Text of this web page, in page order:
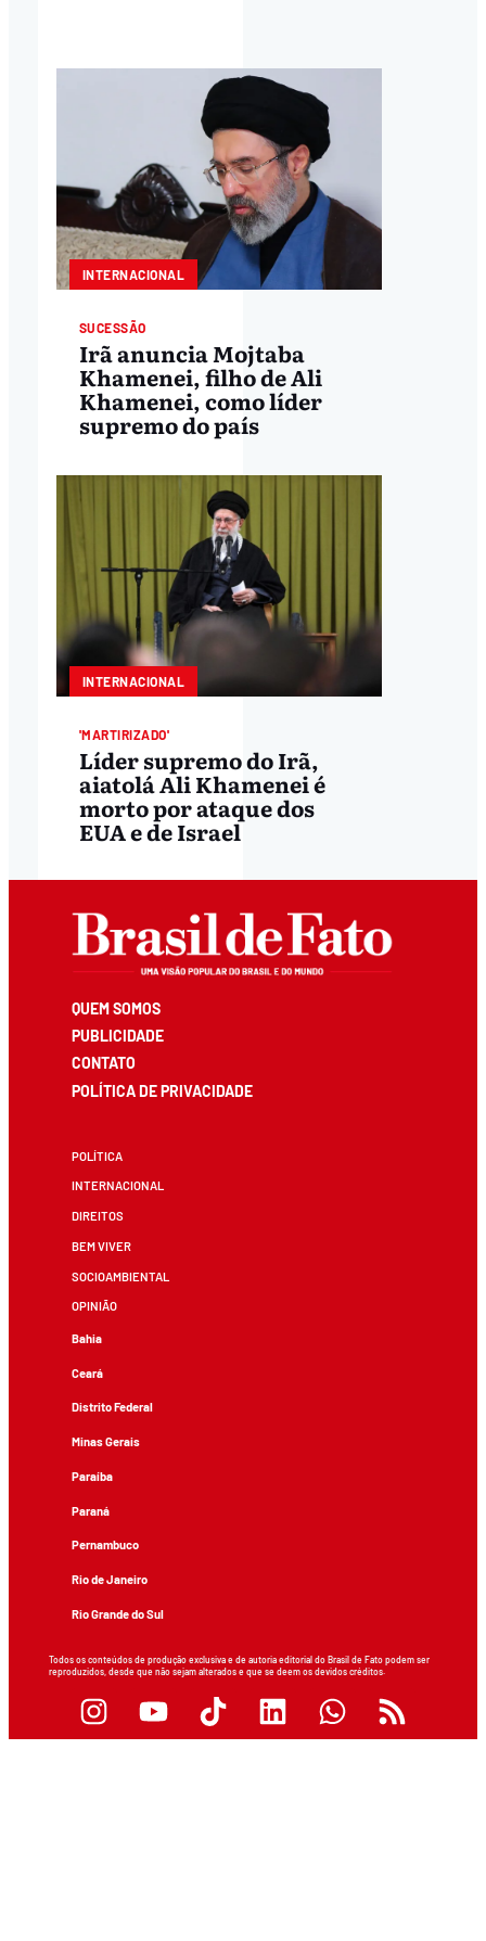
INTERNACIONAL
SUCESSÃO
Irã anuncia Mojtaba
Khamenei, filho de Ali
Khamenei, como líder
supremo do país
INTERNACIONAL
'MARTIRIZADO'
Líder supremo do Irã,
aiatolá Ali Khamenei é
morto por ataque dos
EUA e de Israel
QUEM SOMOS
PUBLICIDADE
CONTATO
POLÍTICA DE PRIVACIDADE
POLÍTICA
INTERNACIONAL
DIREITOS
BEM VIVER
SOCIOAMBIENTAL
OPINIÃO
Bahia
Ceará
Distrito Federal
Minas Gerais
Paraíba
Paraná
Pernambuco
Rio de Janeiro
Rio Grande do Sul
Todos os conteúdos de produção exclusiva e de autoria editorial do Brasil de Fato podem ser
reproduzidos, desde que não sejam alterados e que se deem os devidos créditos.